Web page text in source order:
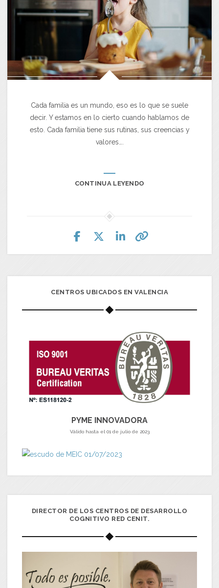
Cada familia es un mundo, eso es lo que se suele
decir. Y estamos en lo cierto cuando hablamos de
esto. Cada familia tiene sus rutinas, sus creencias y
valores….
CONTINUA LEYENDO
CENTROS UBICADOS EN VALENCIA
PYME INNOVADORA
Válido hasta el 01 de julio de 2023
DIRECTOR DE LOS CENTROS DE DESARROLLO
COGNITIVO RED CENIT.